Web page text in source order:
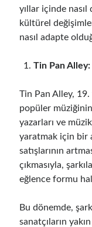
yıllar içinde
kültürel
nasıl adapte
Tin Pan Alley:
Tin Pan Alley, 19.
popüler
yazarları ve
yaratmak için bir
satışlarının
çıkmasıyla,
eğlence formu
Bu dönemde,
sanatçıların